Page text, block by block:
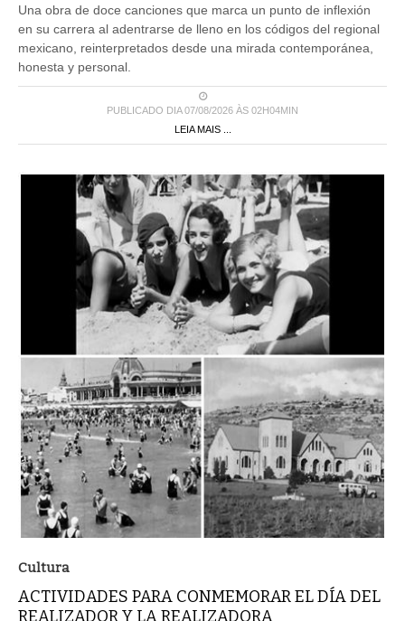
Una obra de doce canciones que marca un punto de inflexión
en su carrera al adentrarse de lleno en los códigos del regional
mexicano, reinterpretados desde una mirada contemporánea,
honesta y personal.
PUBLICADO DIA 07/08/2026 ÀS 02H04MIN
LEIA MAIS ...
Cultura
ACTIVIDADES PARA CONMEMORAR EL DÍA DEL
REALIZADOR Y LA REALIZADORA